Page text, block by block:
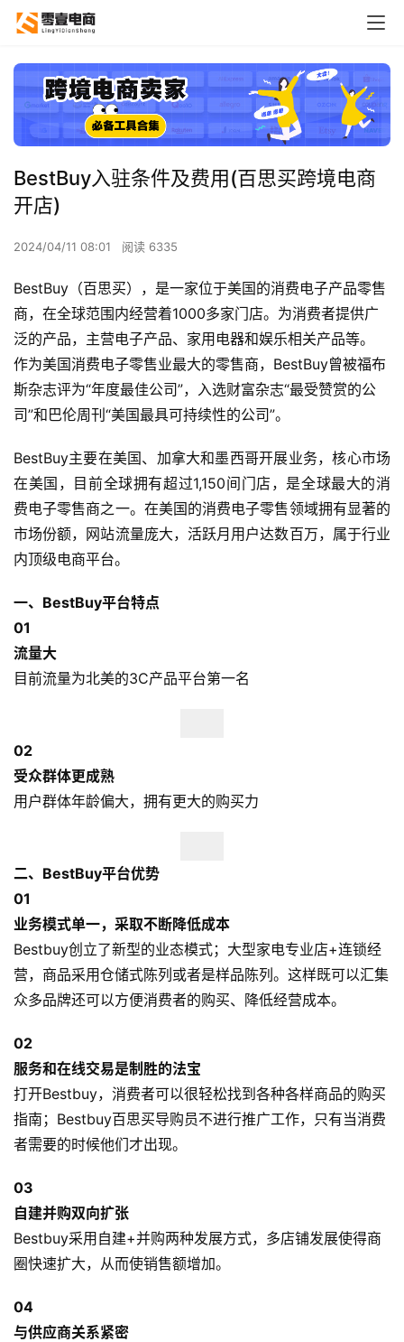
BestBuy入驻条件及费用(百思买跨境电商
开店)
2024/04/11 08:01 阅读 6335
BestBuy（百思买），是一家位于美国的消费电子产品零售
商，在全球范围内经营着1000多家门店。为消费者提供广
泛的产品，主营电子产品、家用电器和娱乐相关产品等。
作为美国消费电子零售业最大的零售商，BestBuy曾被福布
斯杂志评为“年度最佳公司”，入选财富杂志“最受赞赏的公
司”和巴伦周刊“美国最具可持续性的公司”。
BestBuy主要在美国、加拿大和墨西哥开展业务，核心市场
在美国，目前全球拥有超过1,150间门店，是全球最大的消
费电子零售商之一。在美国的消费电子零售领域拥有显著的
市场份额，网站流量庞大，活跃月用户达数百万，属于行业
内顶级电商平台。
一、BestBuy平台特点
01
流量大
目前流量为北美的3C产品平台第一名
02
受众群体更成熟
用户群体年龄偏大，拥有更大的购买力
二、BestBuy平台优势
01
业务模式单一，采取不断降低成本
Bestbuy创立了新型的业态模式；大型家电专业店+连锁经
营，商品采用仓储式陈列或者是样品陈列。这样既可以汇集
众多品牌还可以方便消费者的购买、降低经营成本。
02
服务和在线交易是制胜的法宝
打开Bestbuy，消费者可以很轻松找到各种各样商品的购买
指南；Bestbuy百思买导购员不进行推广工作，只有当消费
者需要的时候他们才出现。
03
自建并购双向扩张
Bestbuy采用自建+并购两种发展方式，多店铺发展使得商
圈快速扩大，从而使销售额增加。
04
与供应商关系紧密